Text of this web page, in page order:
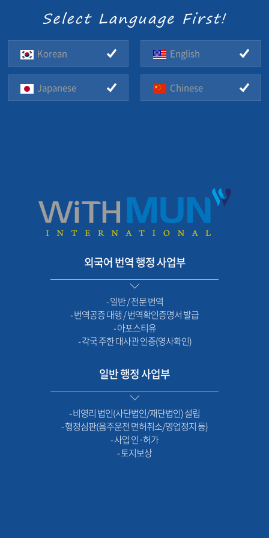
Korean English
Japanese Chinese
외국어 번역 행정 사업부
- 일반 / 전문 번역
- 번역공증 대행 / 번역확인증명서 발급
- 아포스티유
- 각국 주한 대사관 인증(영사확인)
일반 행정 사업부
- 비영리 법인(사단법인/재단법인) 설립
- 행정심판(음주운전 면허취소/영업정지 등)
- 사업 인·허가
- 토지보상